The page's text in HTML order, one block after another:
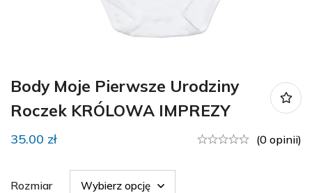
Body Moje Pierwsze Urodziny
Roczek KRÓLOWA IMPREZY
35.00 zł (0 opinii)
Rozmiar